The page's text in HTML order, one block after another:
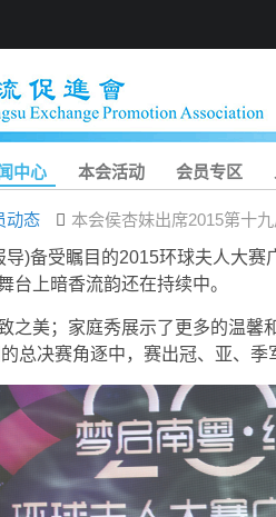
中心 本会活动 会员专区
动态
本会侯杏妹出席2015第十
导)备受瞩目的2015环球夫人大
台上暗香流韵还在持续中。
之美；家庭秀展示了更多的温馨
总决赛角逐中，赛出冠、亚、季